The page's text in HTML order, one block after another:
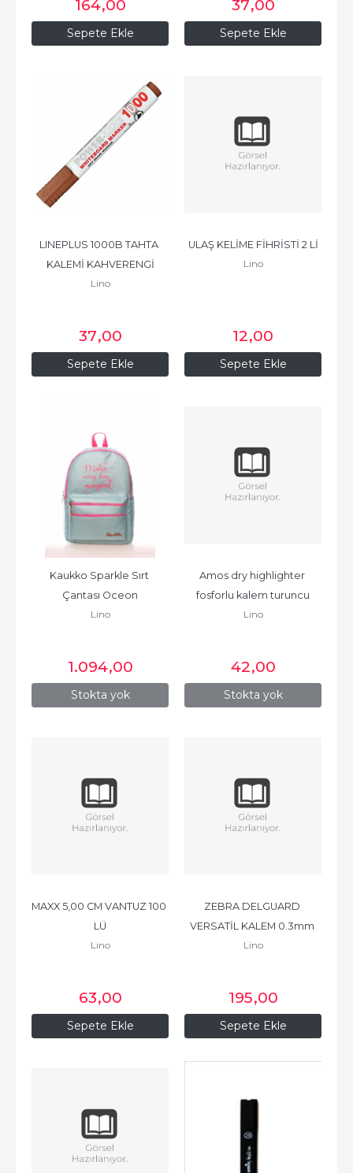
Sepete Ekle
164,00
Sepete Ekle
37,00
Sepete Ekle
LINEPLUS 1000B TAHTA
KALEMİ KAHVERENGİ
Lino
37,00
Sepete Ekle
ULAŞ KELİME FİHRİSTİ 2 Lİ
Lino
12,00
Stokta yok
Kaukko Sparkle Sırt
Çantası Oceon
Lino
1.094,00
Stokta yok
Amos dry highlighter
fosforlu kalem turuncu
Lino
42,00
Sepete Ekle
MAXX 5,00 CM VANTUZ 100
LÜ
Lino
63,00
Sepete Ekle
ZEBRA DELGUARD
VERSATİL KALEM 0.3mm
MAVİ
Lino
195,00